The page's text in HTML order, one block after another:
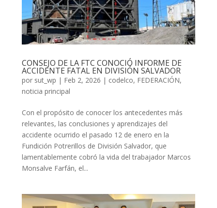
CONSEJO DE LA FTC CONOCIÓ INFORME DE
ACCIDENTE FATAL EN DIVISIÓN SALVADOR
por sut_wp | Feb 2, 2026 | codelco, FEDERACIÓN,
noticia principal
Con el propósito de conocer los antecedentes más
relevantes, las conclusiones y aprendizajes del
accidente ocurrido el pasado 12 de enero en la
Fundición Potrerillos de División Salvador, que
lamentablemente cobró la vida del trabajador Marcos
Monsalve Farfán, el...